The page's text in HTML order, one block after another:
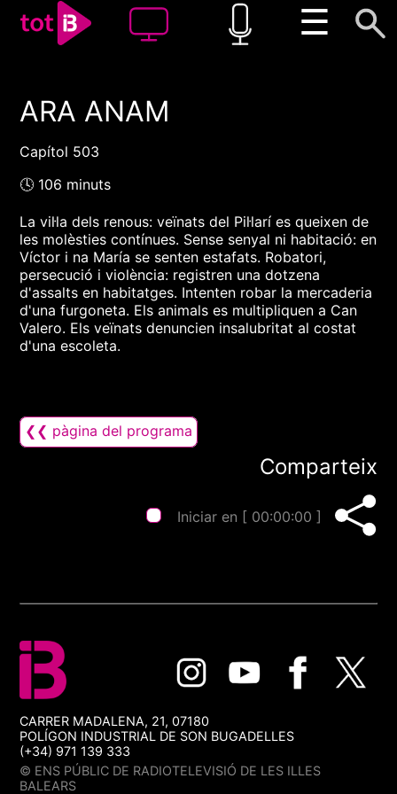
☰
00:00 00:00
ARA ANAM
Capítol 503
🕓 106 minuts
La vil·la dels renous: veïnats del Pil·larí es queixen de
les molèsties contínues. Sense senyal ni habitació: en
Víctor i na María se senten estafats. Robatori,
persecució i violència: registren una dotzena
d'assalts en habitatges. Intenten robar la mercaderia
d'una furgoneta. Els animals es multipliquen a Can
Valero. Els veïnats denuncien insalubritat al costat
d'una escoleta.
❮❮ pàgina del programa
Comparteix
Iniciar en [ 00:00:00 ]
CARRER MADALENA, 21, 07180
POLÍGON INDUSTRIAL DE SON BUGADELLES
(+34) 971 139 333
© ENS PÚBLIC DE RADIOTELEVISIÓ DE LES ILLES
BALEARS